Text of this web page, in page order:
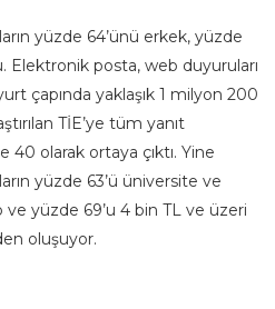
yüzde 64’ünü erkek, yüzde
Elektronik posta, web duyuruları
çapında yaklaşık 1 milyon 200
TİE’ye tüm yanıt
40 olarak ortaya çıktı. Yine
yüzde 63’ü üniversite ve
yüzde 69’u 4 bin TL ve üzeri
oluşuyor.